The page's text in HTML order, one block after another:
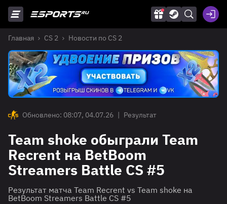
Главная CS 2 Новости по CS 2
Обновлено: 08:07, 04.07.26 | Результат
Team shoke обыграли Team
Recrent на BetBoom
Streamers Battle CS #5
Результат матча Team Recrent vs Team shoke на
BetBoom Streamers Battle CS #5